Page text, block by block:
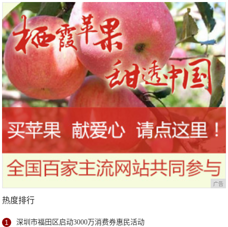
广告
热度排行
1 深圳市福田区启动3000万消费券惠民活动